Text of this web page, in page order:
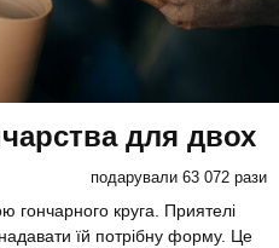
для двох
подарували 63 072 рази
гончарного круга. Приятелі
їй потрібну форму. Це